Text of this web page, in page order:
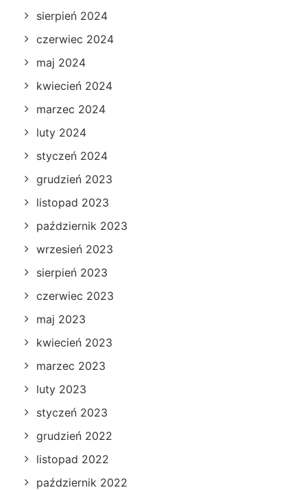
sierpień 2024
czerwiec 2024
maj 2024
kwiecień 2024
marzec 2024
luty 2024
styczeń 2024
grudzień 2023
listopad 2023
październik 2023
wrzesień 2023
sierpień 2023
czerwiec 2023
maj 2023
kwiecień 2023
marzec 2023
luty 2023
styczeń 2023
grudzień 2022
listopad 2022
październik 2022